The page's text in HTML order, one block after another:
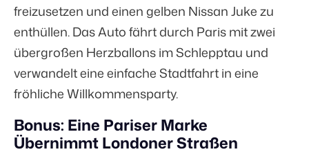
freizusetzen und einen gelben Nissan Juke zu
enthüllen. Das Auto fährt durch Paris mit zwei
übergroßen Herzballons im Schlepptau und
verwandelt eine einfache Stadtfahrt in eine
fröhliche Willkommensparty.
Bonus: Eine Pariser Marke
Übernimmt Londoner Straßen